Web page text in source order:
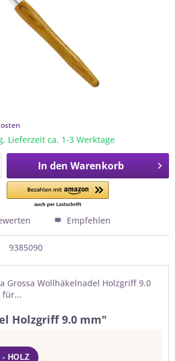
Lieferzeit ca. 1-3 Werktage
In den Warenkorb
Empfehlen
9385090
Grossa Wollhäkelnadel Holzgriff 9.0
für...
Holzgriff 9.0 mm"
- HOLZ